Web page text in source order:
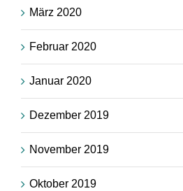
März 2020
Februar 2020
Januar 2020
Dezember 2019
November 2019
Oktober 2019